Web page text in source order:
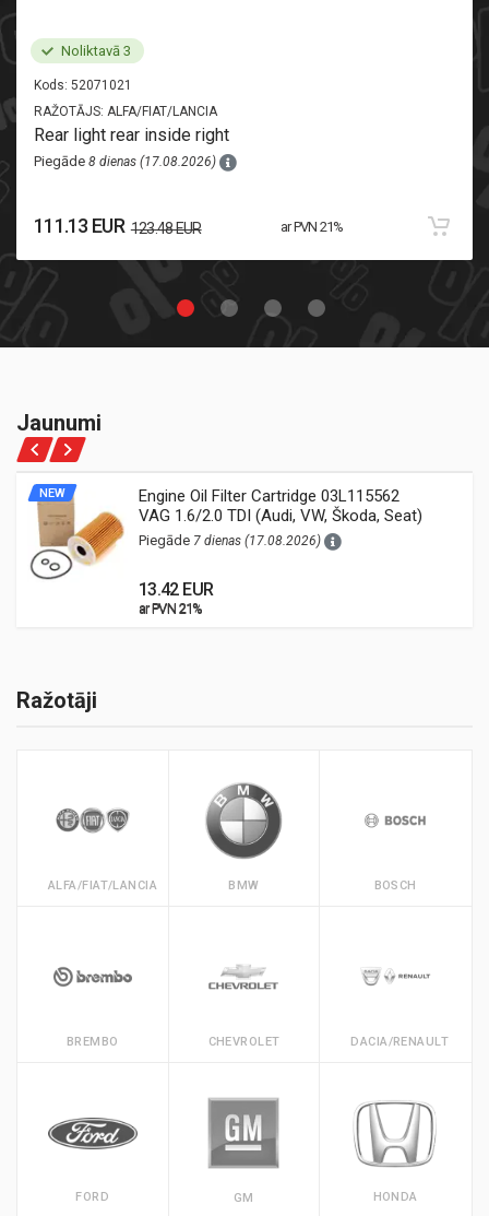
Noliktavā 3
Kods: 52071021
RAŽOTĀJS: ALFA/FIAT/LANCIA
Rear light rear inside right
Piegāde 8 dienas (17.08.2026)
111.13 EUR 123.48 EUR ar PVN 21%
Jaunumi
NEW
Engine Oil Filter Cartridge 03L115562
VAG 1.6/2.0 TDI (Audi, VW, Škoda, Seat)
Piegāde 7 dienas (17.08.2026)
13.42 EUR
ar PVN 21%
ar PVN 21%
Ražotāji
ALFA/FIAT/LANCIA BMW BOSCH
BREMBO CHEVROLET DACIA/RENAULT
FORD GM HONDA